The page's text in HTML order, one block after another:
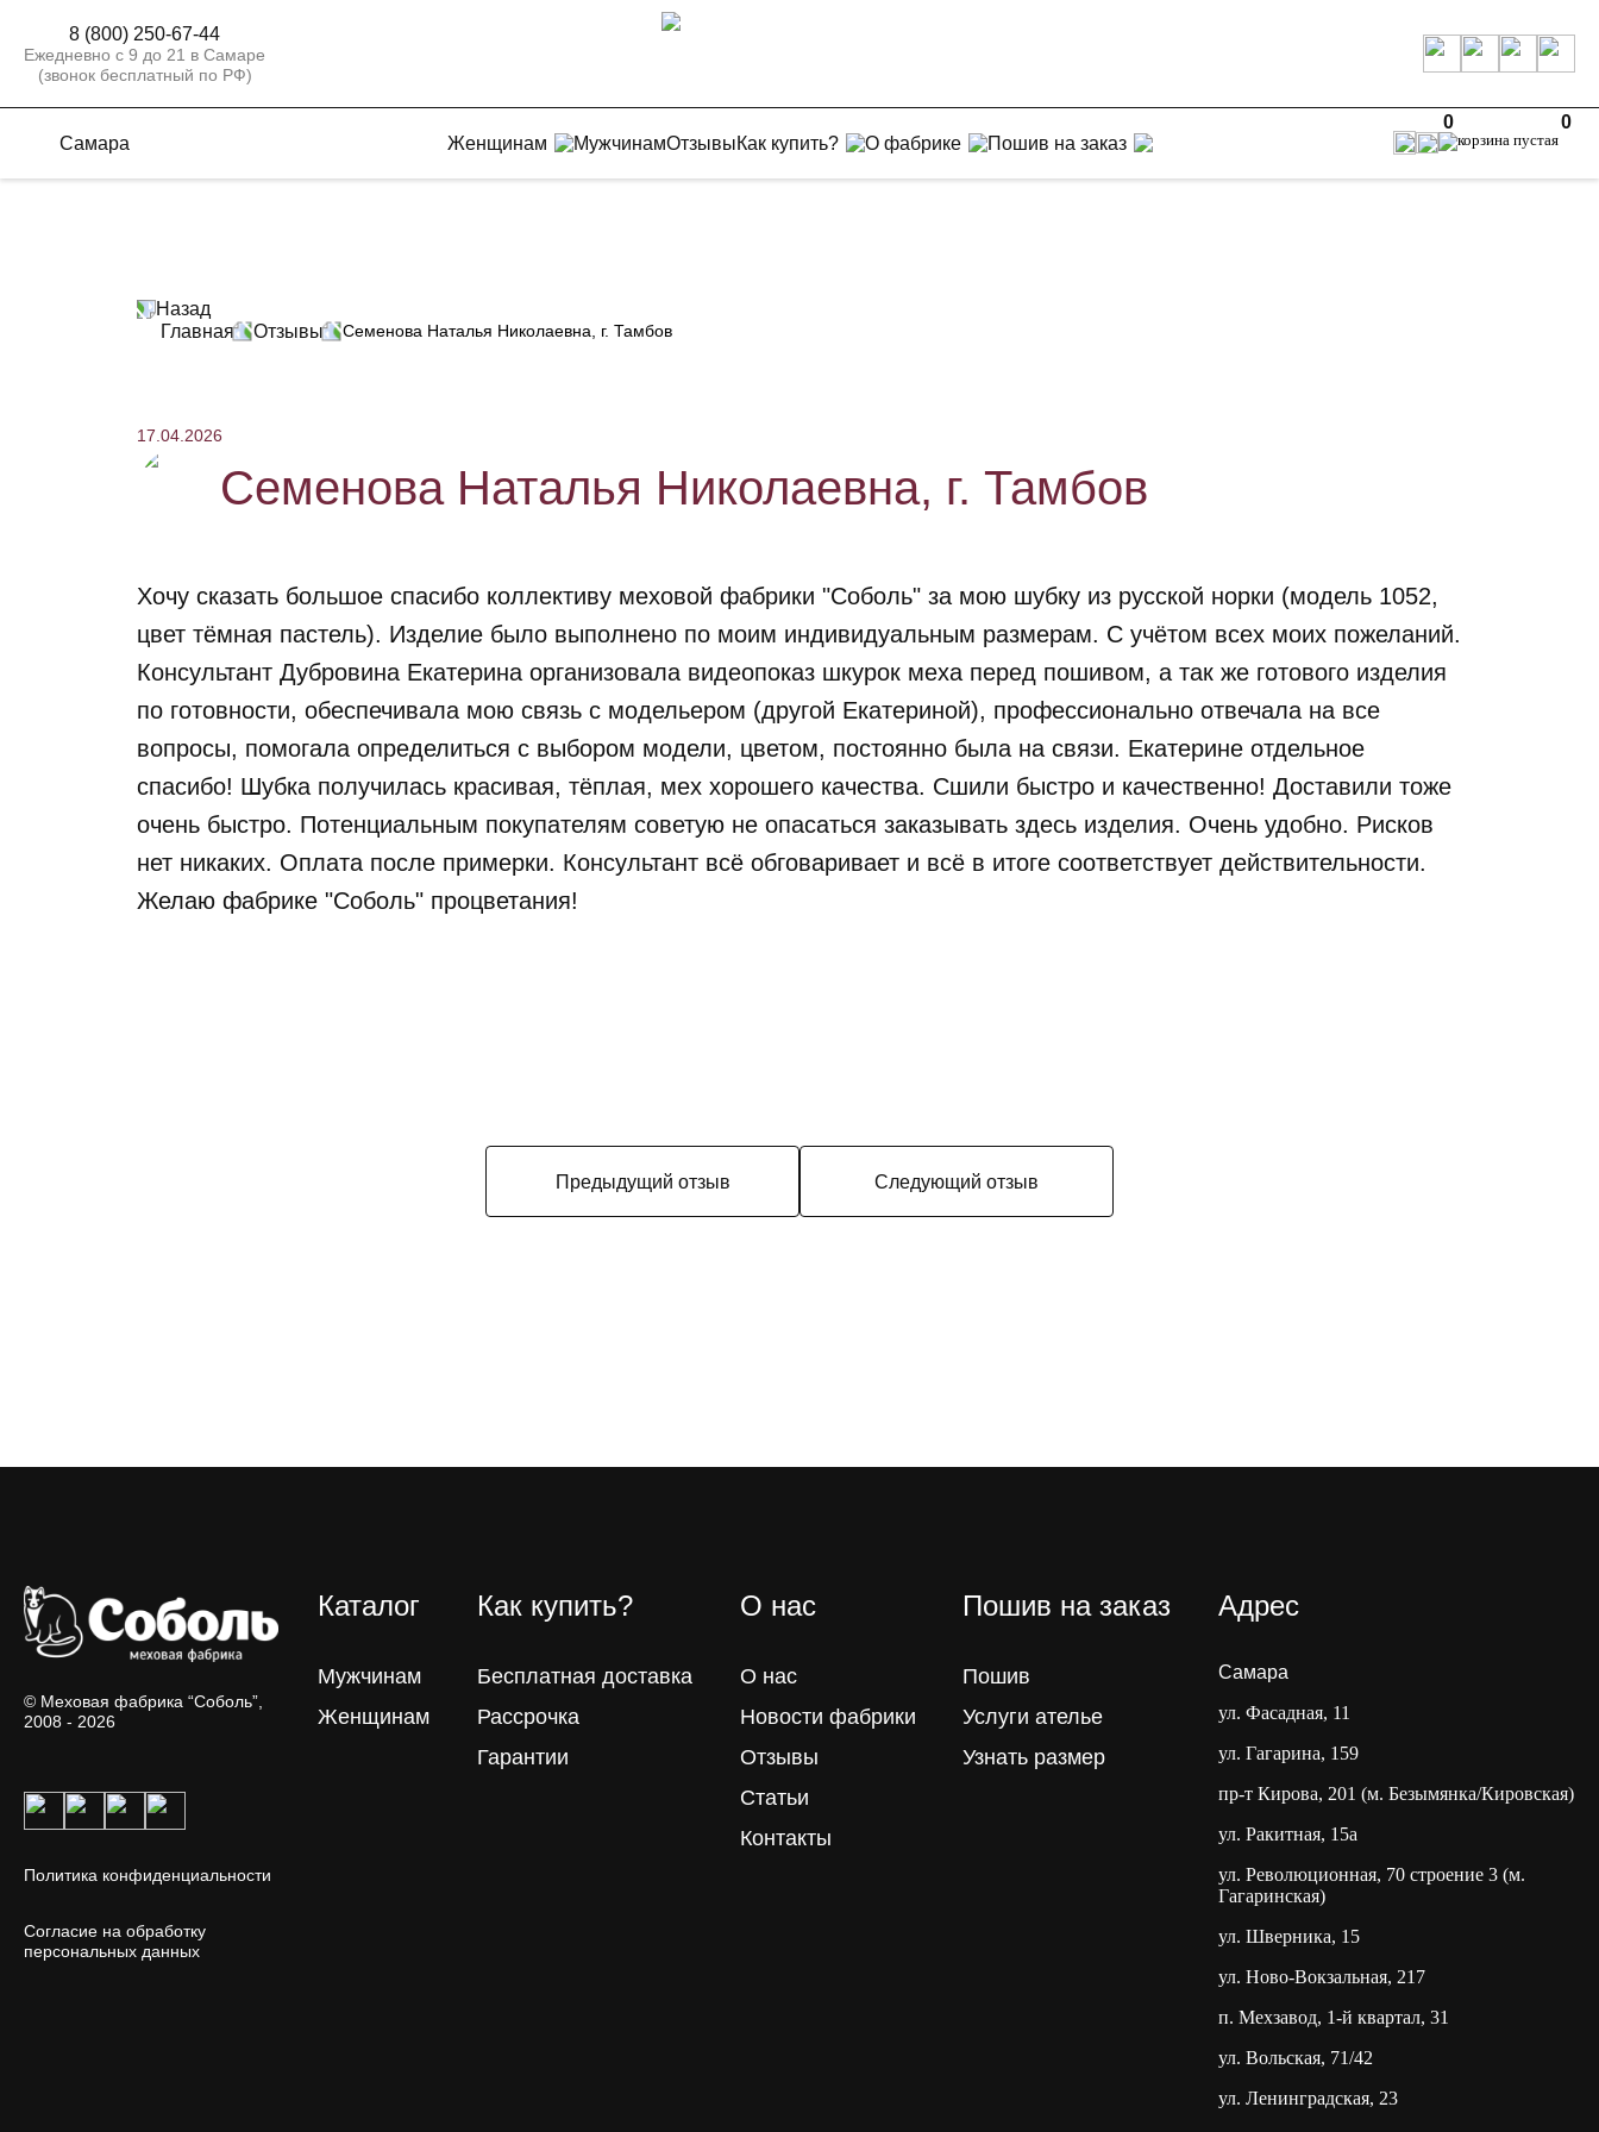
8 (800) 250-67-44
Ежедневно с 9 до 21 в Самаре
(звонок бесплатный по РФ)
Самара Женщинам МужчинамОтзывыКак купить? О фабрике Пошив на заказ
0 0
Назад
Главная
Отзывы Семенова Наталья Николаевна, г. Тамбов
17.04.2026
Семенова Наталья Николаевна, г. Тамбов
Хочу сказать большое спасибо коллективу меховой фабрики "Соболь" за мою шубку из русской норки (модель 1052,
цвет тёмная пастель). Изделие было выполнено по моим индивидуальным размерам. С учётом всех моих пожеланий.
Консультант Дубровина Екатерина организовала видеопоказ шкурок меха перед пошивом, а так же готового изделия
по готовности, обеспечивала мою связь с модельером (другой Екатериной), профессионально отвечала на все
вопросы, помогала определиться с выбором модели, цветом, постоянно была на связи. Екатерине отдельное
спасибо! Шубка получилась красивая, тёплая, мех хорошего качества. Сшили быстро и качественно! Доставили тоже
очень быстро. Потенциальным покупателям советую не опасаться заказывать здесь изделия. Очень удобно. Рисков
нет никаких. Оплата после примерки. Консультант всё обговаривает и всё в итоге соответствует действительности.
Желаю фабрике "Соболь" процветания!
Предыдущий отзыв Следующий отзыв
© Меховая фабрика “Соболь”,
2008 - 2026
Политика конфиденциальности
Согласие на обработку
персональных данных
Каталог
Мужчинам
Женщинам
Как купить?
Бесплатная доставка
Рассрочка
Гарантии
О нас
О нас
Новости фабрики
Отзывы
Статьи
Контакты
Пошив на заказ
Пошив
Услуги ателье
Узнать размер
Адрес
Самара
ул. Фасадная, 11
ул. Гагарина, 159
пр-т Кирова, 201 (м. Безымянка/Кировская)
ул. Ракитная, 15а
ул. Революционная, 70 строение 3 (м.
Гагаринская)
ул. Шверника, 15
ул. Ново-Вокзальная, 217
п. Мехзавод, 1-й квартал, 31
ул. Вольская, 71/42
ул. Ленинградская, 23